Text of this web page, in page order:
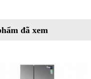
đã xem